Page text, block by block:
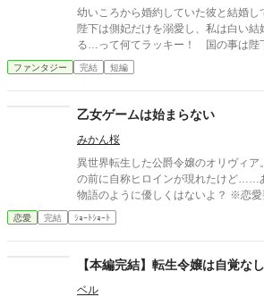
わりのはずだった。 だが次に目を覚ますと、スノーは三年前の
結婚式当日に戻っていた。何度死んで
式の誓いの瞬間へと戻される。 番から逃れようと、スノーは何
幼いころから婚約していた彼と結婚し
陛下は側妃だけを溺愛し、私は白い
る…って何てラッキー！ 国の事は陛
このまま離宮で何の責任も無い楽な
に…。
ファンタジー 完結 短編
乙女ゲームは始まらない
みかん桜
異世界転生した公爵令嬢のオリヴィ
の前に自称ヒロインが現れたけど……
物語のように優しくはないよ？ ※恋愛要素は背景程度です。 ※過
激なざまぁ描写はありません。
恋愛 完結 ｼｮｰﾄｼｮｰﾄ
【本編完結】転生令嬢は自覚な
ベル